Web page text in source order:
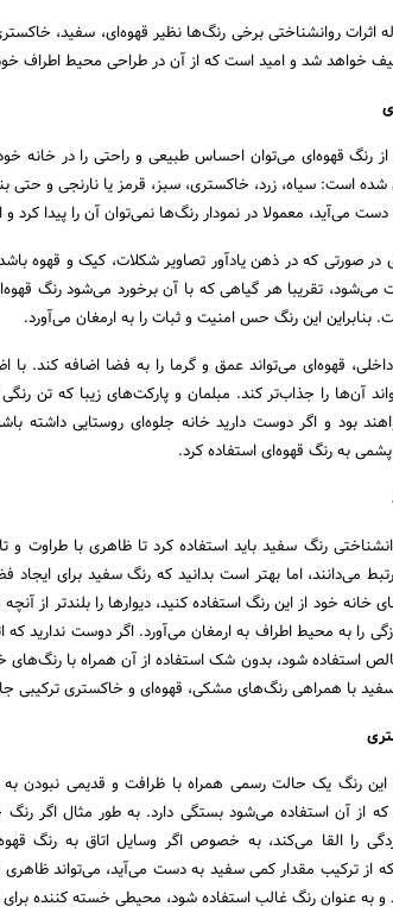
اثرات روانشناختی برخی رنگ‌ها نظیر قهوه‌ای، سفید،
خواهد شد و امید است که از آن در طراحی محیط اطراف خود
از رنگ قهوه‌ای می‌توان احساس طبیعی و راحتی را در خانه
است: سیاه، زرد، خاکستری، سبز، قرمز یا نارنجی و حتی
می‌آید، معمولا در نمودار رنگ‌ها نمی‌توان آن را پیدا
در صورتی که در ذهن یادآور تصاویر شکلات، کیک و قهوه
می‌شود، تقریبا هر گیاهی که با آن برخورد می‌شود رنگ
بنابراین این رنگ حس امنیت و ثبات را به ارمغان می‌آورد.
قهوه‌ای می‌تواند عمق و گرما را به فضا اضافه کند.
آن‌ها را جذاب‌تر کند. مبلمان و پارکت‌های زیبا که تن
بود و اگر دوست دارید خانه جلوه‌ای روستایی داشته
به رنگ قهوه‌ای استفاده کرد.
رنگ سفید باید استفاده کرد تا ظاهری با طراوت و
می‌دانند، اما بهتر است بدانید که رنگ سفید برای
خانه خود از این رنگ استفاده کنید، دیوارها را بلندتر از
را به محیط اطراف به ارمغان می‌آورد. اگر دوست ندارید
استفاده شود، بدون شک استفاده از آن همراه با رنگ‌های
با همراهی رنگ‌های مشکی، قهوه‌ای و خاکستری ترکیبی
این رنگ یک حالت رسمی همراه با ظرافت و قدیمی نبودن
از آن استفاده می‌شود بستگی دارد. به طور مثال اگر رنگ
را القا می‌کند، به خصوص اگر وسایل اتاق به رنگ
از ترکیب مقدار کمی سفید به دست می‌آید، می‌تواند ظاهری
به عنوان رنگ غالب استفاده شود، محیطی خسته کننده برای